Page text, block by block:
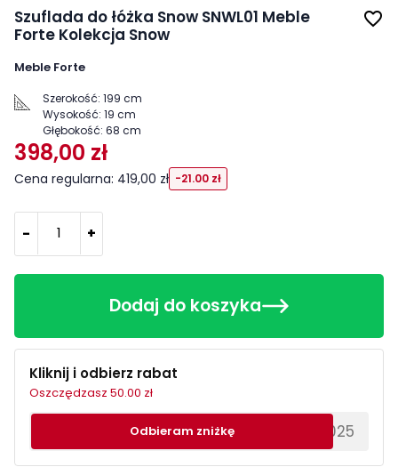
Szuflada do łóżka Snow SNWL01 Meble
Forte Kolekcja Snow
favorite_border
Meble Forte
Szerokość: 199 cm
Wysokość: 19 cm
Głębokość: 68 cm
398,00 zł
Cena regularna: 419,00 zł -21.00 zł
- +
Dodaj do koszyka
Kliknij i odbierz rabat
Oszczędzasz 50.00 zł
********EWS2025
Odbieram zniżkę